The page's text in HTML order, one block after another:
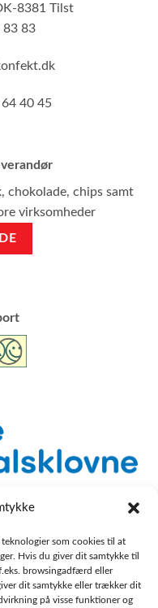
teknologier som cookies til at
Hvis du giver dit samtykke til
browsingadfærd eller
dit samtykke eller trækker dit
på visse funktioner og
8381 Tilst
83 83
40 45
chokolade, chips samt
virksomheder